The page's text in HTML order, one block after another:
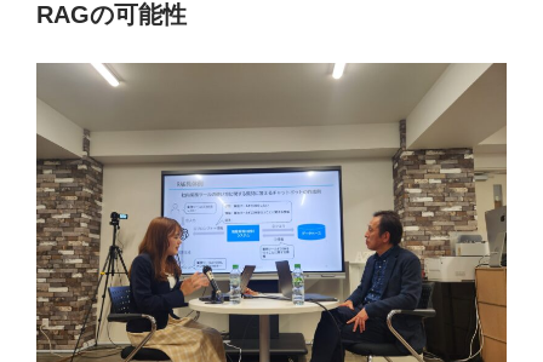
RAGの可能性